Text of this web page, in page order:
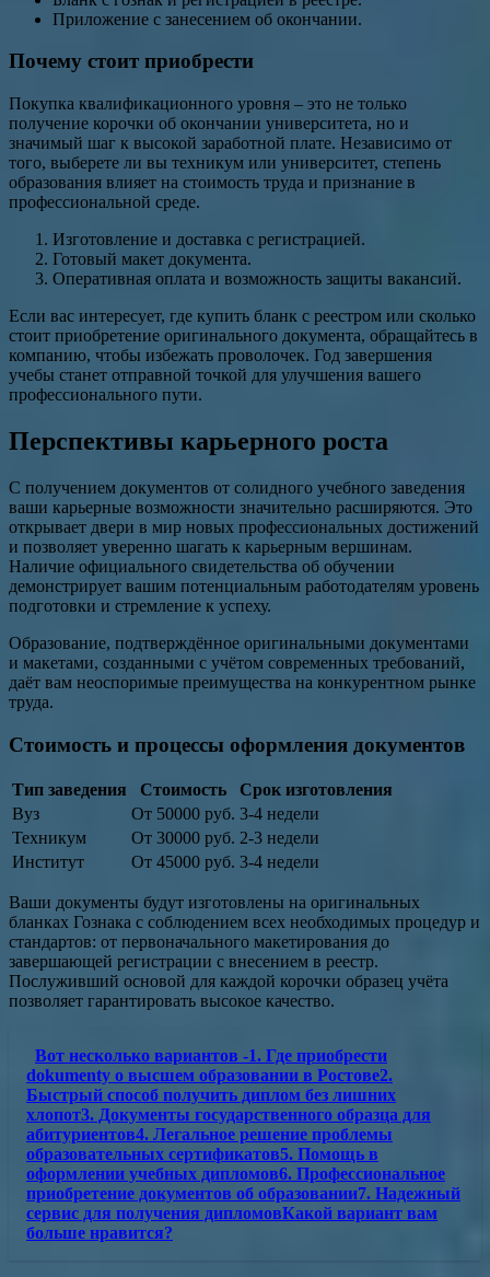
Приложение с занесением об окончании.
Почему стоит приобрести
Покупка квалификационного уровня – это не только
получение корочки об окончании университета, но и
значимый шаг к высокой заработной плате. Независимо от
того, выберете ли вы техникум или университет, степень
образования влияет на стоимость труда и признание в
профессиональной среде.
Изготовление и доставка с регистрацией.
Готовый макет документа.
Оперативная оплата и возможность защиты вакансий.
Если вас интересует, где купить бланк с реестром или сколько
стоит приобретение оригинального документа, обращайтесь в
компанию, чтобы избежать проволочек. Год завершения
учебы станет отправной точкой для улучшения вашего
профессионального пути.
Перспективы карьерного роста
С получением документов от солидного учебного заведения
ваши карьерные возможности значительно расширяются. Это
открывает двери в мир новых профессиональных достижений
и позволяет уверенно шагать к карьерным вершинам.
Наличие официального свидетельства об обучении
демонстрирует вашим потенциальным работодателям уровень
подготовки и стремление к успеху.
Образование, подтверждённое оригинальными документами
и макетами, созданными с учётом современных требований,
даёт вам неоспоримые преимущества на конкурентном рынке
труда.
Стоимость и процессы оформления документов
Тип заведения Стоимость
Срок изготовления
Вуз
От 50000 руб. 3-4 недели
Техникум
От 30000 руб. 2-3 недели
Институт
От 45000 руб. 3-4 недели
Ваши документы будут изготовлены на оригинальных
бланках Гознака с соблюдением всех необходимых процедур и
стандартов: от первоначального макетирования до
завершающей регистрации с внесением в реестр.
Послуживший основой для каждой корочки образец учёта
позволяет гарантировать высокое качество.
Вот несколько вариантов -1. Где приобрести
dokumenty о высшем образовании в Ростове2.
Быстрый способ получить диплом без лишних
хлопот3. Документы государственного образца для
абитуриентов4. Легальное решение проблемы
образовательных сертификатов5. Помощь в
оформлении учебных дипломов6. Профессиональное
приобретение документов об образовании7. Надежный
сервис для получения дипломовКакой вариант вам
больше нравится?